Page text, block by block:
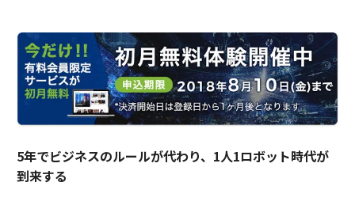
5年でビジネスのルールが代わり、1人1ロボット時代が
到来する